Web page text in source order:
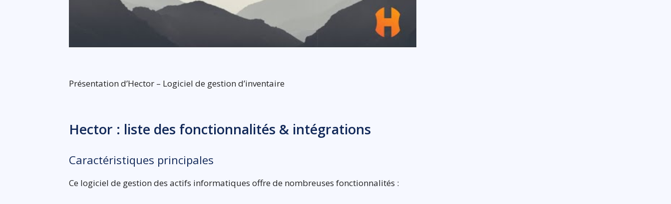
Présentation d’Hector – Logiciel de gestion d’inventaire
Hector : liste des fonctionnalités & intégrations
Caractéristiques principales
Ce logiciel de gestion des actifs informatiques offre de nombreuses fonctionnalités :